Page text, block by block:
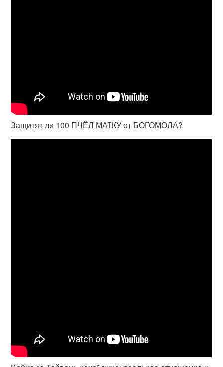
Защитят ли 100 ПЧЁЛ МАТКУ от БОГОМОЛА?